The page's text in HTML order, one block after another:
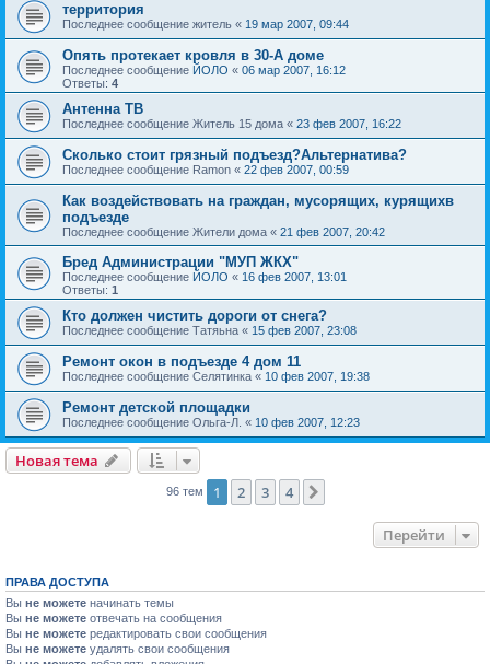
территория
Последнее сообщение житель « 19 мар 2007, 09:44
Опять протекает кровля в 30-А доме
Последнее сообщение ЙОЛО « 06 мар 2007, 16:12
Ответы: 4
Антенна ТВ
Последнее сообщение Житель 15 дома « 23 фев 2007, 16:22
Сколько стоит грязный подъезд?Альтернатива?
Последнее сообщение Ramon « 22 фев 2007, 00:59
Как воздействовать на граждан, мусорящих, курящихв
подъезде
Последнее сообщение Жители дома « 21 фев 2007, 20:42
Бред Администрации "МУП ЖКХ"
Последнее сообщение ЙОЛО « 16 фев 2007, 13:01
Ответы: 1
Кто должен чистить дороги от снега?
Последнее сообщение Татяьна « 15 фев 2007, 23:08
Ремонт окон в подъезде 4 дом 11
Последнее сообщение Селятинка « 10 фев 2007, 19:38
Ремонт детской площадки
Последнее сообщение Ольга-Л. « 10 фев 2007, 12:23
Новая тема
96 тем 1 2 3 4
Перейти
ПРАВА ДОСТУПА
Вы не можете начинать темы
Вы не можете отвечать на сообщения
Вы не можете редактировать свои сообщения
Вы не можете удалять свои сообщения